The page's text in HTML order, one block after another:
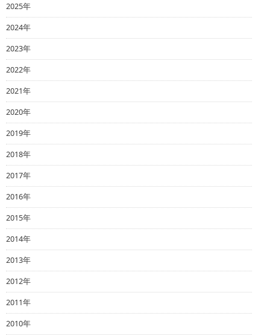
2025年
2024年
2023年
2022年
2021年
2020年
2019年
2018年
2017年
2016年
2015年
2014年
2013年
2012年
2011年
2010年